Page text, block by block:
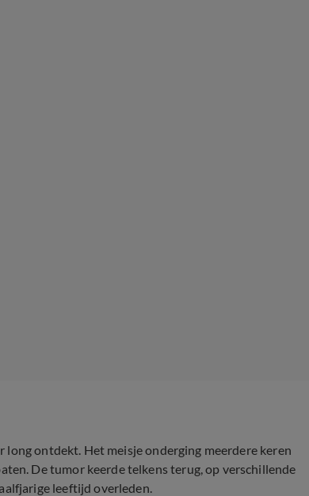
ontdekt. Het meisje onderging meerdere keren
De tumor keerde telkens terug, op verschillende
leeftijd overleden.